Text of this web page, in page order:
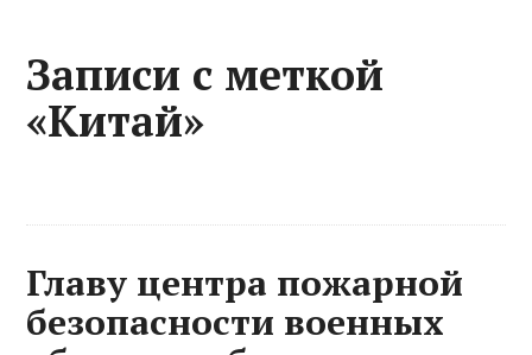
Записи с меткой
«Китай»
Главу центра пожарной
безопасности военных